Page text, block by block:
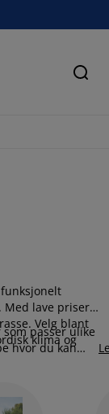
Søk
Med lave priser
Velg blant
klima og
passer ulike
hvor du kan
sted å være